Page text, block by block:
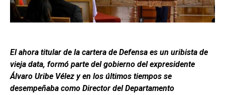
El ahora titular de la cartera de Defensa es un uribista de
vieja data, formó parte del gobierno del expresidente
Álvaro Uribe Vélez y en los últimos tiempos se
desempeñaba como Director del Departamento